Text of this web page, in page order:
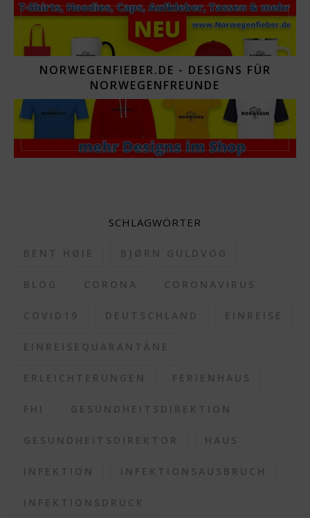
NORWEGENFIEBER.DE - DESIGNS FÜR
NORWEGENFREUNDE
SCHLAGWÖRTER
BENT HØIE BJØRN GULDVOG
BLOG CORONA CORONAVIRUS
COVID19 DEUTSCHLAND EINREISE
EINREISEQUARANTÄNE
ERLEICHTERUNGEN FERIENHAUS
FHI GESUNDHEITSDIREKTION
GESUNDHEITSDIREKTOR HAUS
INFEKTION INFEKTIONSAUSBRUCH
INFEKTIONSDRUCK